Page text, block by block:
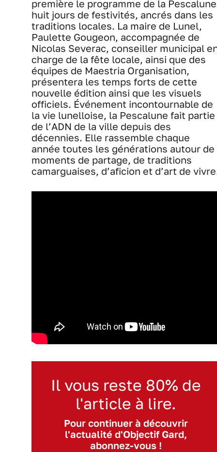
première le programme de la
huit jours de festivités, ancrés dans les
traditions locales. La maire de Lunel,
Paulette Gougeon, accompagnée de
Nicolas Severac, conseiller municipal
charge de la fête locale, ainsi que des
équipes de Maestria Organisation,
présentera les temps forts de cette
nouvelle édition ainsi que les visuels
officiels. Événement incontournable de
la vie lunelloise, la Pescalune fait partie
de l’ADN de la ville depuis des
décennies. Elle rassemble chaque
année toutes les générations autour de
moments de partage, de traditions
camarguaises, d’aficion et d’art de
Il vous reste 80% de
l'article à lire.
Pour continuer à découvrir
l'actualité d'Objectif Gard,
abonnez-vous !